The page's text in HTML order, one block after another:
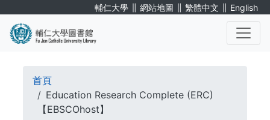
輔仁大學 ∥ 網站地圖 ∥ 繁體中文 ∥ English
導
航
首頁
Education Research Complete (ERC)
【EBSCOhost】